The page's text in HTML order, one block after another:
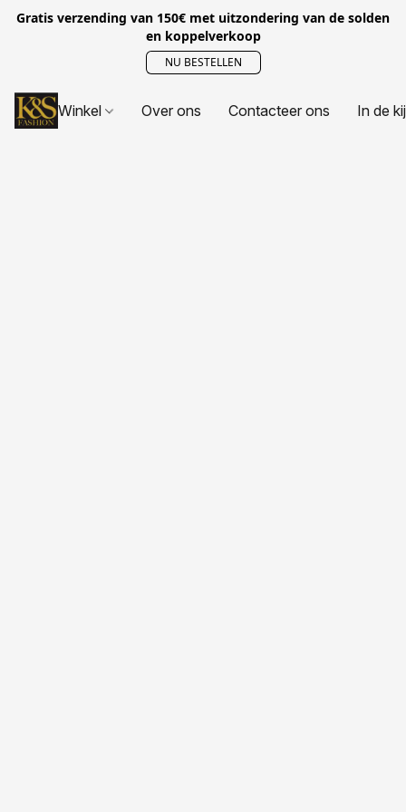
Gratis verzending van 150€ met uitzondering van de solden
en koppelverkoop
NU BESTELLEN
Winkel Over ons Contacteer ons In de